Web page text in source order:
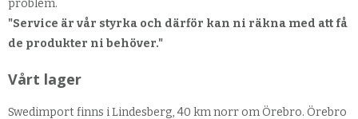
problem.
"Service är vår styrka och därför kan ni räkna med att få
de produkter ni behöver."
Vårt lager
Swedimport finns i Lindesberg, 40 km norr om Örebro. Örebro